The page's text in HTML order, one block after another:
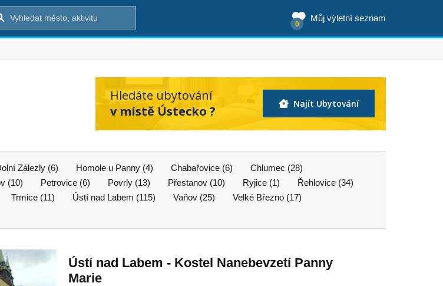
Můj výletní seznam
0
Hledáte ubytování
v místě Ústecko ?
Najít Ubytování
Zálezly (6) Homole u Panny (4) Chabařovice (6)
Chlumec (28)
(10) Petrovice (6) Povrly (13) Přestanov (10) Ryjice (1)
Řehlovice (34)
Trmice (11) Ústí nad Labem (115) Vaňov (25)
Velké Březno (17)
Ústí nad Labem - Kostel Nanebevzetí Panny
Marie